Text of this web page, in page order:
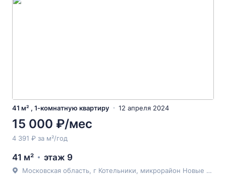
41 м² , 1-комнатную квартиру 12 апреля 2024
15 000 ₽/мес
4 391 ₽ за м²/год
41 м² этаж 9
Московская область, г Котельники, микрорайон Новые Котельники, 2